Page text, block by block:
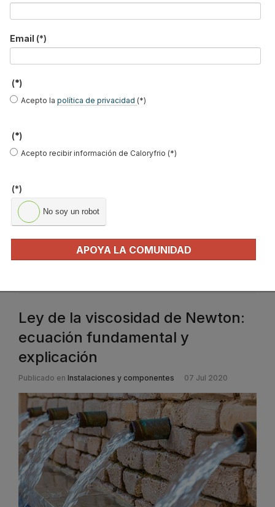
Entre los distintostipos de radiadores para calefacciónque
existen en el mercado, losradiadores eléctricosson una opción
recomendable si buscamos un
en cuenta para viviendas, locales y oficinas que no demandan un
que no se alcanzan temperaturas extremas.
distinguirlos para que puedas
que se adapte a tus necesidades.
Ley de la viscosidad de Newton:
ecuación fundamental y
explicación
Publicado en Instalaciones y componentes 07 Jul 2020
Email (*)
(*)
Acepto la política de privacidad (*)
(*)
Acepto recibir información de Caloryfrio (*)
(*)
No soy un robot
APOYA LA COMUNIDAD